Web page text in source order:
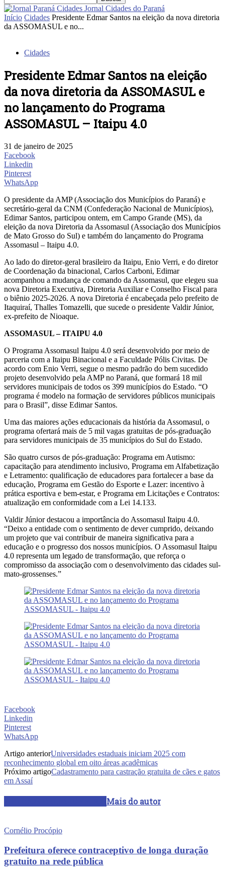
Jornal Cidades do Paraná
Início Cidades Presidente Edmar Santos na eleição da nova diretoria
da ASSOMASUL e no...
Cidades
Presidente Edmar Santos na eleição
da nova diretoria da ASSOMASUL e
no lançamento do Programa
ASSOMASUL – Itaipu 4.0
31 de janeiro de 2025
Facebook
Linkedin
Pinterest
WhatsApp
O presidente da AMP (Associação dos Municípios do Paraná) e
secretário-geral da CNM (Confederação Nacional de Municípios),
Edimar Santos, participou ontem, em Campo Grande (MS), da
eleição da nova Diretoria da Assomasul (Associação dos Municípios
de Mato Grosso do Sul) e também do lançamento do Programa
Assomasul – Itaipu 4.0.
Ao lado do diretor-geral brasileiro da Itaipu, Enio Verri, e do diretor
de Coordenação da binacional, Carlos Carboni, Edimar
acompanhou a mudança de comando da Assomasul, que elegeu sua
nova Diretoria Executiva, Diretoria Auxiliar e Conselho Fiscal para
o biênio 2025-2026. A nova Diretoria é encabeçada pelo prefeito de
Itaquiraí, Thalles Tomazelli, que sucede o presidente Valdir Júnior,
ex-prefeito de Nioaque.
ASSOMASUL – ITAIPU 4.0
O Programa Assomasul Itaipu 4.0 será desenvolvido por meio de
parceria com a Itaipu Binacional e a Faculdade Pólis Civitas. De
acordo com Enio Verri, segue o mesmo padrão do bem sucedido
projeto desenvolvido pela AMP no Paraná, que formará 18 mil
servidores municipais de todos os 399 municípios do Estado. “O
programa é modelo na formação de servidores públicos municipais
para o Brasil”, disse Edimar Santos.
Uma das maiores ações educacionais da história da Assomasul, o
programa ofertará mais de 5 mil vagas gratuitas de pós-graduação
para servidores municipais de 35 municípios do Sul do Estado.
São quatro cursos de pós-graduação: Programa em Autismo:
capacitação para atendimento inclusivo, Programa em Alfabetização
e Letramento: qualificação de educadores para fortalecer a base da
educação, Programa em Gestão do Esporte e Lazer: incentivo à
prática esportiva e bem-estar, e Programa em Licitações e Contratos:
atualização em conformidade com a Lei 14.133.
Valdir Júnior destacou a importância do Assomasul Itaipu 4.0.
“Deixo a entidade com o sentimento de dever cumprido, deixando
um projeto que vai contribuir de maneira significativa para a
educação e o progresso dos nossos municípios. O Assomasul Itaipu
4.0 representa um legado de transformação, que reforça o
compromisso da associação com o desenvolvimento das cidades sul-
mato-grossenses.”
Facebook
Linkedin
Pinterest
WhatsApp
Artigo anteriorUniversidades estaduais iniciam 2025 com
reconhecimento global em oito áreas acadêmicas
Próximo artigoCadastramento para castração gratuita de cães e gatos
em Assaí
Mais do autor
Cornélio Procópio
Prefeitura oferece contraceptivo de longa duração
gratuito na rede pública